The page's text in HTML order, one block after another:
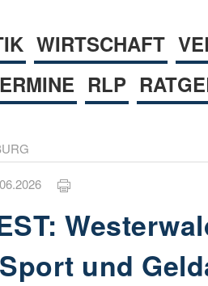
WIRTSCHAFT
RLP
und